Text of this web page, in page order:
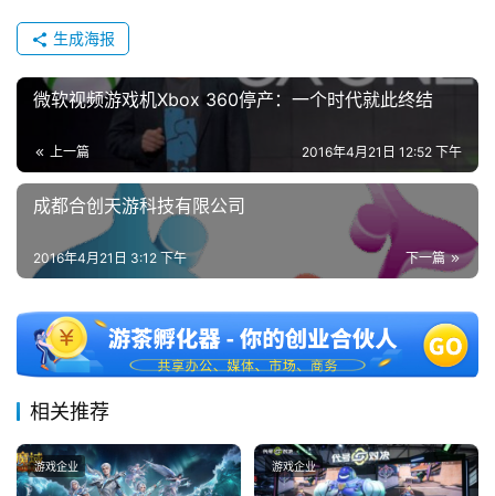
游
戏
休
游
戏
第
十
三
金
茶
生成海报
微软视频游戏机Xbox 360停产：一个时代就此终结
上一篇 2016年4月21日 12:52 下午
成都合创天游科技有限公司
下一篇
2016年4月21日 3:12 下午
相关推荐
游戏企业 游戏企业